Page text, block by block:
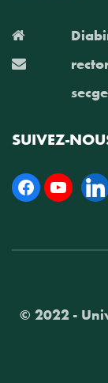
SUIVEZ-
Facebook
© 2022 -